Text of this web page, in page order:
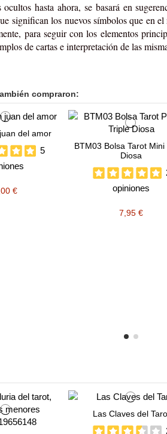
hasta ahora, se basará en
significan los nuevos símbolos que en
para seguir con los elementos
de cartas e interpretación de las
compraron:
del amor
5
€
BTM03 Bolsa Tarot Mini
Diosa
opiniones
7,95 €
Las Claves del